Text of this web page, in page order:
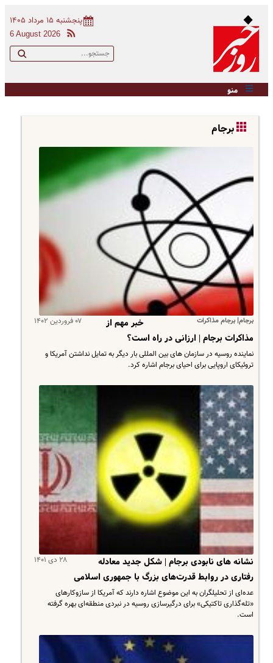
پنجشنبه ۱۵ مرداد ۱۴۰۵
6 August 2026
منو
برجام
برجام| برجام مذاکرات ۰۷ فروردین ۱۴۰۲
خبر مهم از
مذاکرات برجام | ارزانی در راه است؟
نماینده روسیه در سازمان های بین المللی بار دیگر به تمایل نداشتن آمریکا و
تروئیکای اروپایی برای احیای برجام اشاره کرد.
۲۸ دی ۱۴۰۱
نشانه های نابودی برجام | شکل جدید معادله
رفتاری در روابط قدرت‌های بزرگ با جمهوری اسلامی
عده‌ای از تحلیلگران به این موضوع اشاره دارند که آمریکا از سازوکارهای
«تله‌گذاری تاکتیکی» برای درگیرسازی روسیه در نبردی منطقه‌ای بهره گرفته
است.